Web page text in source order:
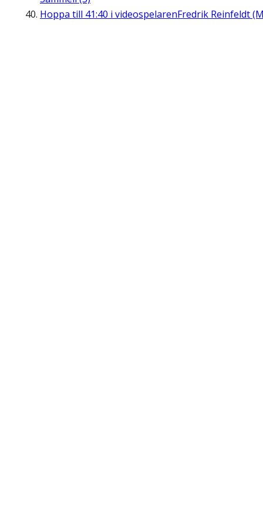
Hoppa till 41:40 i videospelarenFredrik Reinfeldt